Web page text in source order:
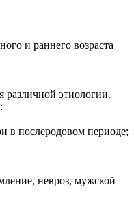
и раннего возраста
различной этиологии.
в послеродовом периоде;
невроз, мужской